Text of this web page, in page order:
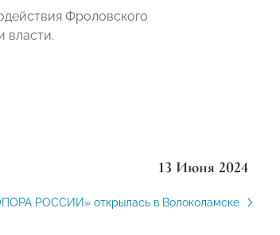
Фроловского
власти.
13 Июня 2024
РОССИИ» открылась в Волоколамске